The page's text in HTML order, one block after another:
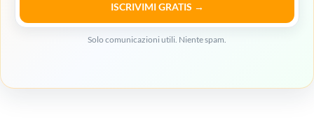
ISCRIVIMI GRATIS →
Solo comunicazioni utili. Niente spam.